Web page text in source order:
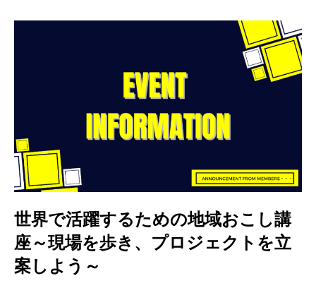
世界で活躍するための地域おこし講
座～現場を歩き、プロジェクトを立
案しよう～